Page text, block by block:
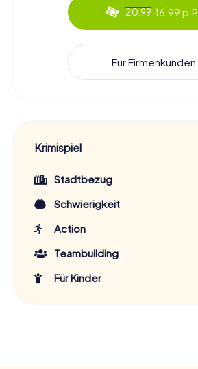
20.99 16.99 p.P.
Für Firmenkunden
Krimispiel
Stadtbezug
Schwierigkeit
Action
Teambuilding
Für Kinder